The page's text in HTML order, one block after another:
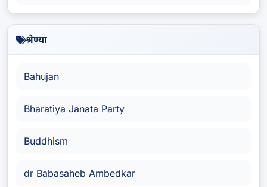
श्रेण्या
Bahujan
Bharatiya Janata Party
Buddhism
dr Babasaheb Ambedkar